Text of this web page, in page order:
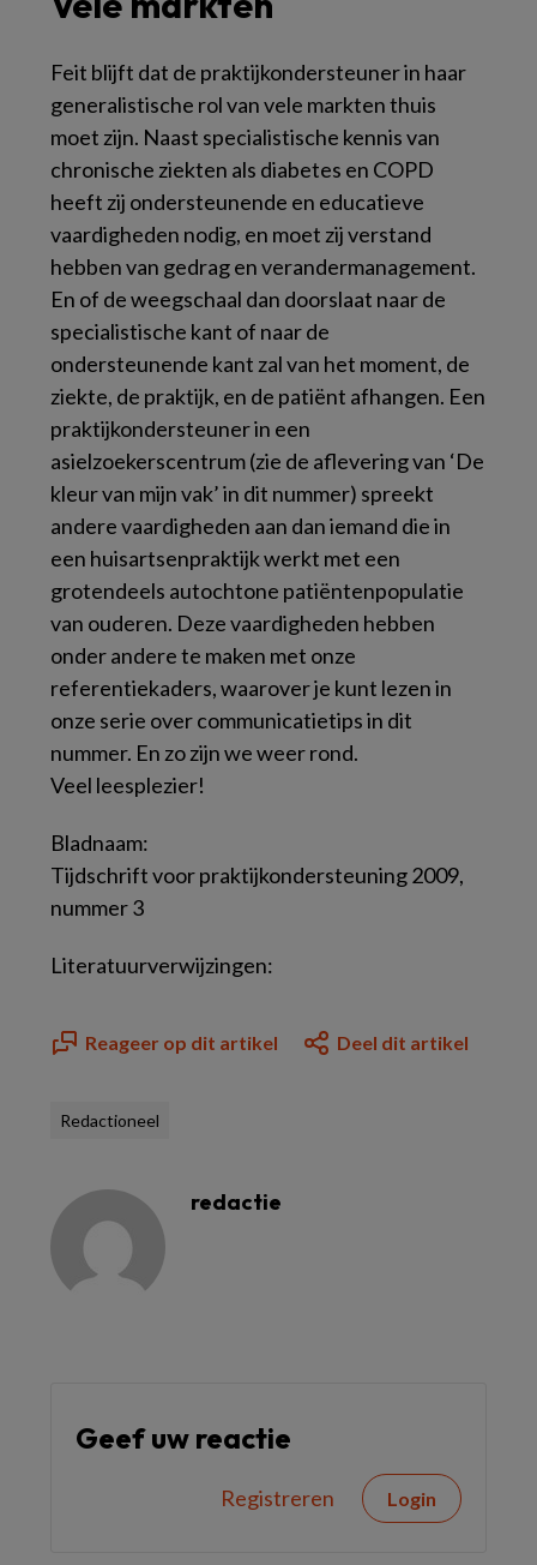
Feit blijft dat de praktijkondersteuner in haar
generalistische rol van vele markten thuis
moet zijn. Naast specialistische kennis van
chronische ziekten als diabetes en COPD
heeft zij ondersteunende en educatieve
vaardigheden nodig, en moet zij verstand
hebben van gedrag en verandermanagement.
En of de weegschaal dan doorslaat naar de
specialistische kant of naar de
ondersteunende kant zal van het moment, de
ziekte, de praktijk, en de patiënt afhangen. Een
praktijkondersteuner in een
asielzoekerscentrum (zie de aflevering van ‘De
kleur van mijn vak’ in dit nummer) spreekt
andere vaardigheden aan dan iemand die in
een huisartsenpraktijk werkt met een
grotendeels autochtone patiëntenpopulatie
van ouderen. Deze vaardigheden hebben
onder andere te maken met onze
referentiekaders, waarover je kunt lezen in
onze serie over communicatietips in dit
nummer. En zo zijn we weer rond.
Veel leesplezier!
Bladnaam:
Tijdschrift voor praktijkondersteuning 2009,
nummer 3
Literatuurverwijzingen:
Reageer op dit artikel Deel dit artikel
Redactioneel
redactie
Geef uw reactie
Registreren Login